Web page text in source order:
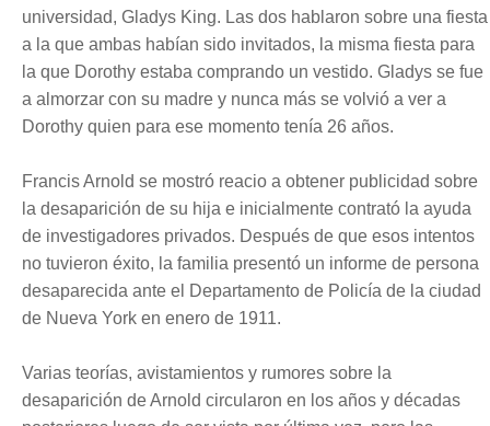
universidad, Gladys King. Las dos hablaron sobre una fiesta
a la que ambas habían sido invitados, la misma fiesta para
la que Dorothy estaba comprando un vestido. Gladys se fue
a almorzar con su madre y nunca más se volvió a ver a
Dorothy quien para ese momento tenía 26 años.
Francis Arnold se mostró reacio a obtener publicidad sobre
la desaparición de su hija e inicialmente contrató la ayuda
de investigadores privados. Después de que esos intentos
no tuvieron éxito, la familia presentó un informe de persona
desaparecida ante el Departamento de Policía de la ciudad
de Nueva York en enero de 1911.
Varias teorías, avistamientos y rumores sobre la
desaparición de Arnold circularon en los años y décadas